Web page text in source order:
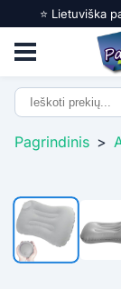
⭐️ Lietuviška
Pagrindinis >